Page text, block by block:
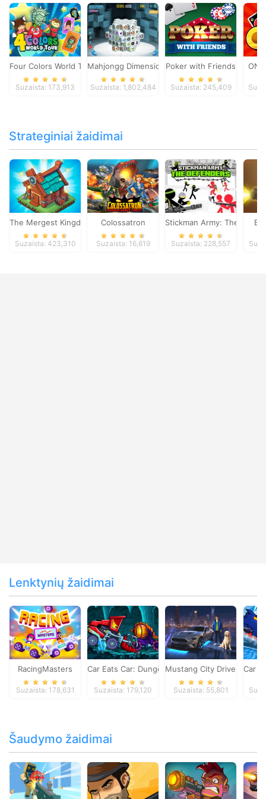
Four Colors World Tour
Suzaista: 173,913
Mahjongg Dimensions
Suzaista: 1,802,484
Poker with Friends
Suzaista: 245,409
Strateginiai žaidimai
The Mergest Kingdom
Suzaista: 423,310
Colossatron
Suzaista: 16,619
Stickman Army: The
Suzaista: 228,557
Lenktynių žaidimai
RacingMasters
Suzaista: 178,631
Car Eats Car: Dungeon Adventure
Suzaista: 179,120
Mustang City Driver
Suzaista: 55,801
Car
Šaudymo žaidimai